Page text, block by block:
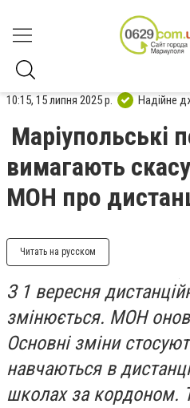
10:15, 15 липня 2025 р. Надійне
Маріупольські
вимагають
МОН про
Читать на русском
З 1 вересня
змінюється. МОН
Основні зміни
навчаються в
школах за кордоном.